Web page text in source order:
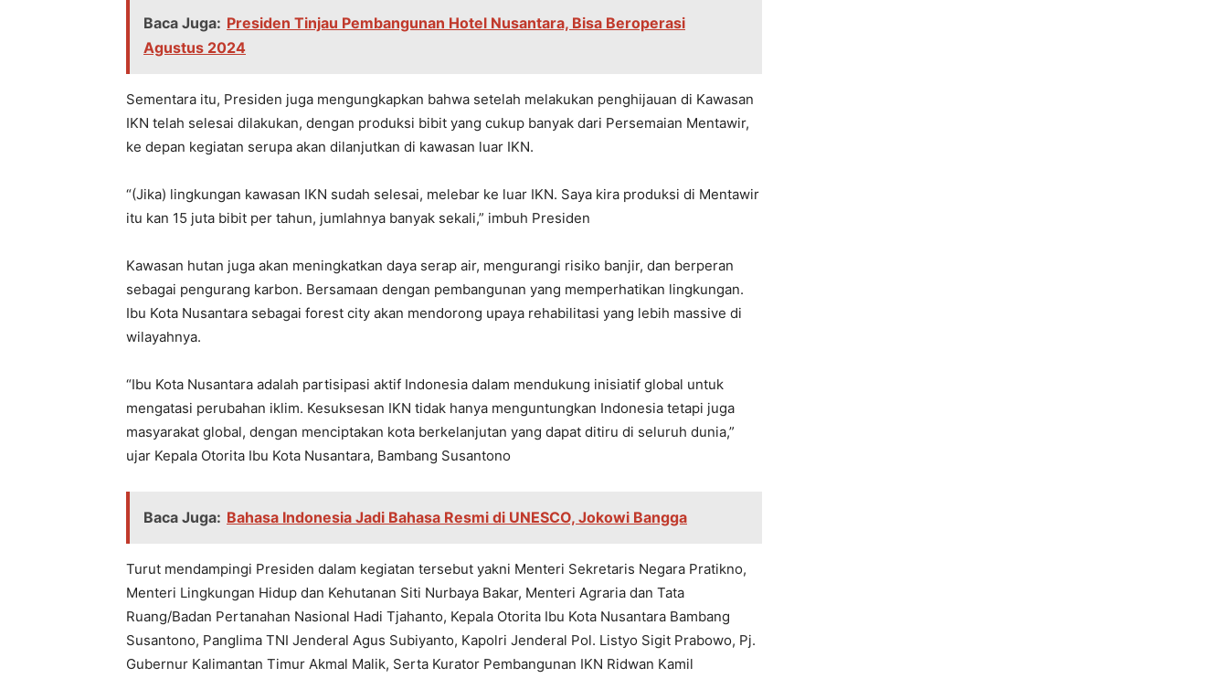
Baca Juga: Presiden Tinjau Pembangunan Hotel Nusantara, Bisa Beroperasi
Agustus 2024
Sementara itu, Presiden juga mengungkapkan bahwa setelah melakukan penghijauan di Kawasan
IKN telah selesai dilakukan, dengan produksi bibit yang cukup banyak dari Persemaian Mentawir,
ke depan kegiatan serupa akan dilanjutkan di kawasan luar IKN.
“(Jika) lingkungan kawasan IKN sudah selesai, melebar ke luar IKN. Saya kira produksi di Mentawir
itu kan 15 juta bibit per tahun, jumlahnya banyak sekali,” imbuh Presiden
Kawasan hutan juga akan meningkatkan daya serap air, mengurangi risiko banjir, dan berperan
sebagai pengurang karbon. Bersamaan dengan pembangunan yang memperhatikan lingkungan.
Ibu Kota Nusantara sebagai forest city akan mendorong upaya rehabilitasi yang lebih massive di
wilayahnya.
“Ibu Kota Nusantara adalah partisipasi aktif Indonesia dalam mendukung inisiatif global untuk
mengatasi perubahan iklim. Kesuksesan IKN tidak hanya menguntungkan Indonesia tetapi juga
masyarakat global, dengan menciptakan kota berkelanjutan yang dapat ditiru di seluruh dunia,”
ujar Kepala Otorita Ibu Kota Nusantara, Bambang Susantono
Baca Juga: Bahasa Indonesia Jadi Bahasa Resmi di UNESCO, Jokowi Bangga
Turut mendampingi Presiden dalam kegiatan tersebut yakni Menteri Sekretaris Negara Pratikno,
Menteri Lingkungan Hidup dan Kehutanan Siti Nurbaya Bakar, Menteri Agraria dan Tata
Ruang/Badan Pertanahan Nasional Hadi Tjahanto, Kepala Otorita Ibu Kota Nusantara Bambang
Susantono, Panglima TNI Jenderal Agus Subiyanto, Kapolri Jenderal Pol. Listyo Sigit Prabowo, Pj.
Gubernur Kalimantan Timur Akmal Malik, Serta Kurator Pembangunan IKN Ridwan Kamil